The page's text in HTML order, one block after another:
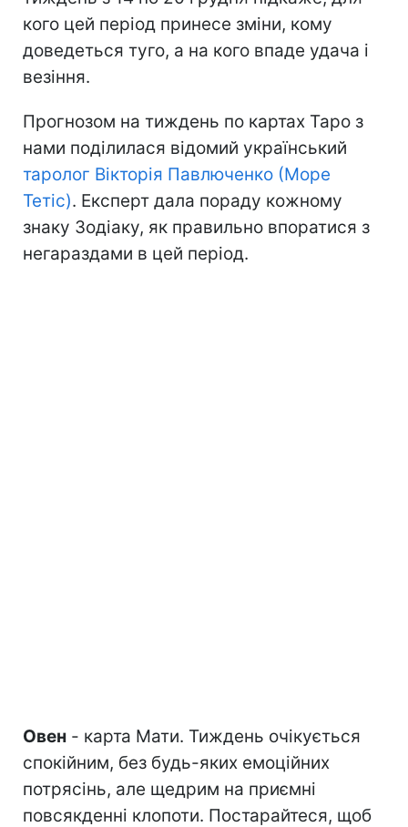
кого цей період принесе зміни, кому
доведеться туго, а на кого впаде удача і
везіння.
Прогнозом на тиждень по картах Таро з
нами поділилася відомий український
таролог Вікторія Павлюченко (Море
Тетіс). Експерт дала пораду кожному
знаку Зодіаку, як правильно впоратися з
негараздами в цей період.
Овен - карта Мати. Тиждень очікується
спокійним, без будь-яких емоційних
потрясінь, але щедрим на приємні
повсякденні клопоти. Постарайтеся, щоб